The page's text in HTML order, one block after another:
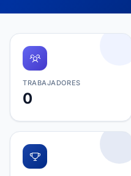
TRABAJADORES
0